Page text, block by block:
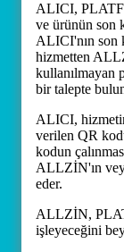
ALICI,
ve ürünün son
ALICI'nın son
hizmetten
kullanılmayan
bir talepte
ALICI,
verilen QR
kodun
ALLZİN'ın
eder.
ALLZİN,
işleyeceğini